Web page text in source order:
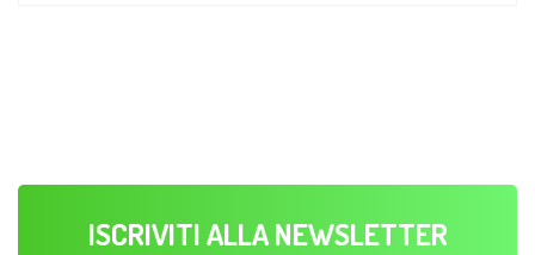
ISCRIVITI ALLA NEWSLETTER